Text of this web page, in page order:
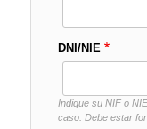
DNI/NIE
Indique su NIF o
caso. Debe estar